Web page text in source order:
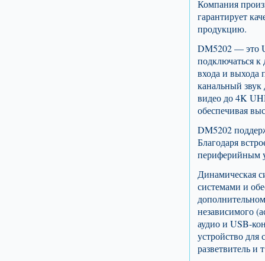
Компания
гарантирует
продукцию.
DM5202 — это
подключаться
входа и выхода
канальный
видео до 4K
обеспечивая
DM5202
Благодаря
периферийным
Динамическая
системами и
независимого
аудио и USB-
устройство для
разветвитель и